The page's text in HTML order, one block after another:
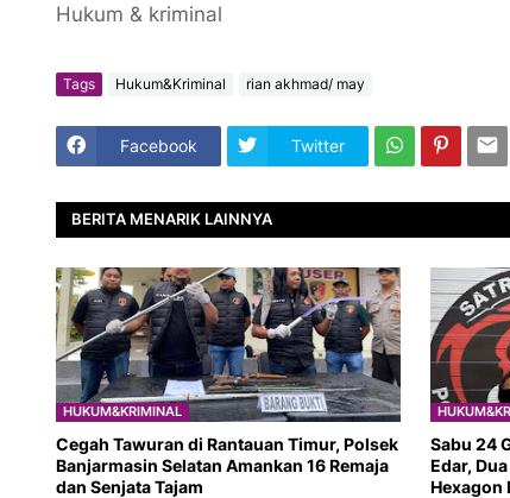
Hukum & kriminal
Tags Hukum&Kriminal rian akhmad/ may
Facebook Twitter
BERITA MENARIK LAINNYA
HUKUM&KRIMINAL
​Cegah Tawuran di Rantauan Timur, Polsek
Banjarmasin Selatan Amankan 16 Remaja
dan Senjata Tajam
Sabu 24
Edar,
Hexagon